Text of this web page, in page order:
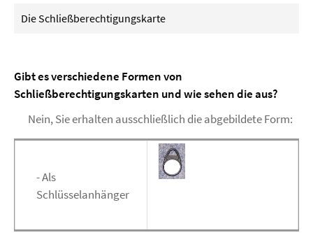
Die Schließberechtigungskarte
Gibt es verschiedene Formen von
Schließberechtigungskarten und wie sehen die aus?
Nein, Sie erhalten ausschließlich die abgebildete Form:
- Als
Schlüsselanhänger